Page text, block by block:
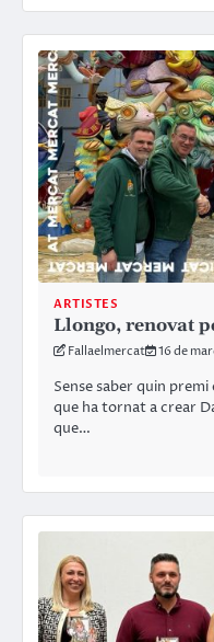
ARTISTES
Llongo, renovat
Fallaelmercat 16 de
Sense saber quin
que ha tornat a crear
que…